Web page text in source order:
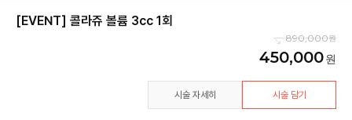
[EVENT] 콜라쥬 볼륨 3cc 1회
890,000
450,000
시술 자세히 시술 담기